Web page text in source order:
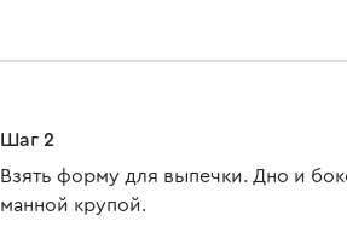
Шаг 2
Взять форму для выпечки. Дно и
манной крупой.